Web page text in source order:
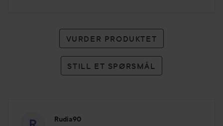
VURDER PRODUKTET
STILL ET SPØRSMÅL
Rudia90